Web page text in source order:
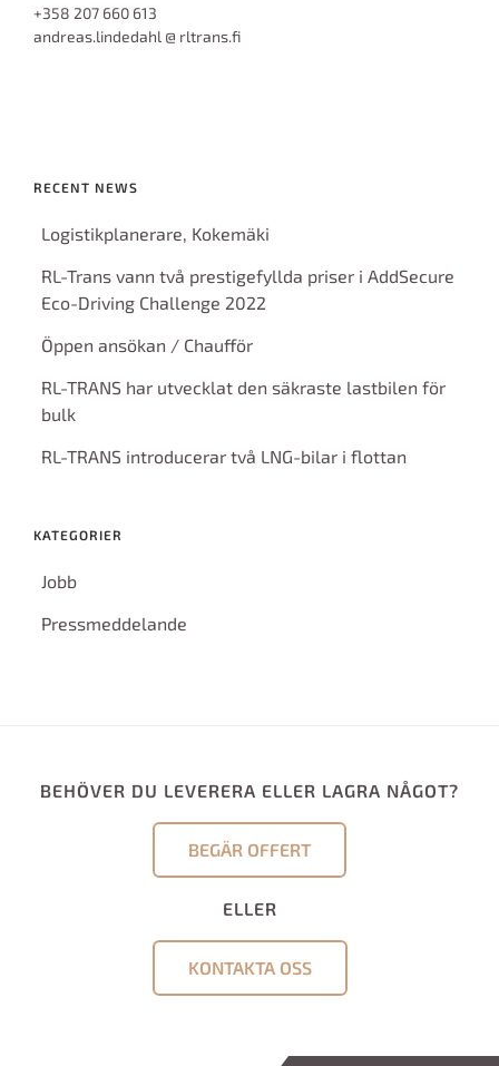
+358 207 660 613
andreas.lindedahl @ rltrans.fi
RECENT NEWS
Logistikplanerare, Kokemäki
RL-Trans vann två prestigefyllda priser i AddSecure
Eco-Driving Challenge 2022
Öppen ansökan / Chaufför
RL-TRANS har utvecklat den säkraste lastbilen för
bulk
RL-TRANS introducerar två LNG-bilar i flottan
KATEGORIER
Jobb
Pressmeddelande
BEHÖVER DU LEVERERA ELLER LAGRA NÅGOT?
BEGÄR OFFERT
ELLER
KONTAKTA OSS